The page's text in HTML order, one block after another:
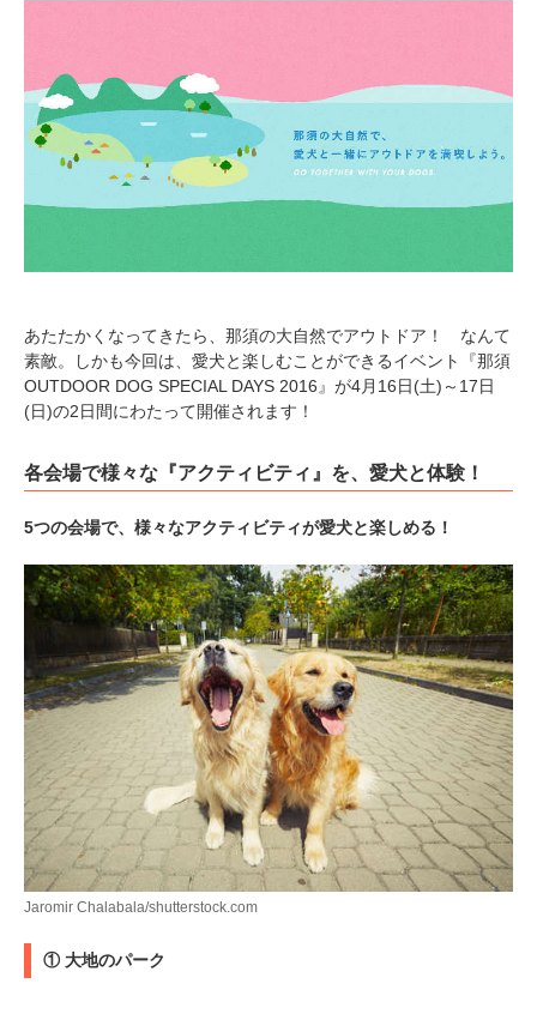
あたたかくなってきたら、那須の大自然でアウトドア！ なんて
素敵。しかも今回は、愛犬と楽しむことができるイベント『那須
OUTDOOR DOG SPECIAL DAYS 2016』が4月16日(土)～17日
(日)の2日間にわたって開催されます！
各会場で様々な『アクティビティ』を、愛犬と体験！
5つの会場で、様々なアクティビティが愛犬と楽しめる！
Jaromir Chalabala/shutterstock.com
① 大地のパーク